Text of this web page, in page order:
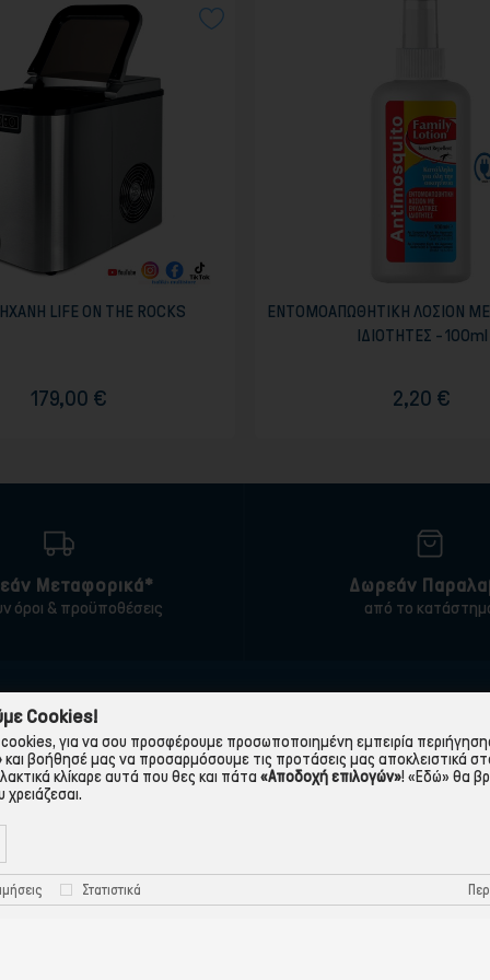
LIFE ON THE ROCKS
179,00 €
ΕΝΤΟΜΟΑΠΩΘΗΤΙΚΗ ΛΟΣΙΟΝ ΜΕ
ΙΔΙΟΤΗΤΕΣ - 100ml
2,20 €
Μεταφορικά*
όροι & προϋποθέσεις
Δωρεάν
από το
εταιρεία
Χρήσης
Πληρωμής-Τράπεζες
Τρόποι Παραγγελίας
Πολιτική Απορρήτου
Προστασία
Cookies!
για να σου προσφέρουμε προσωποποιημένη εμπειρία
και βοήθησέ μας να προσαρμόσουμε τις προτάσεις μας αποκλειστικά
κλίκαρε αυτά που θες και πάτα «Αποδοχή επιλογών»! «Εδώ» θα
Στατιστικά